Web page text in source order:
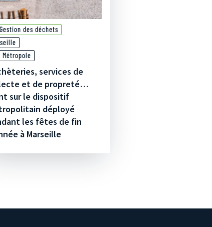
Gestion des déchets
Métropole
services de
et de propreté…
sur le dispositif
déployé
les fêtes de fin
à Marseille